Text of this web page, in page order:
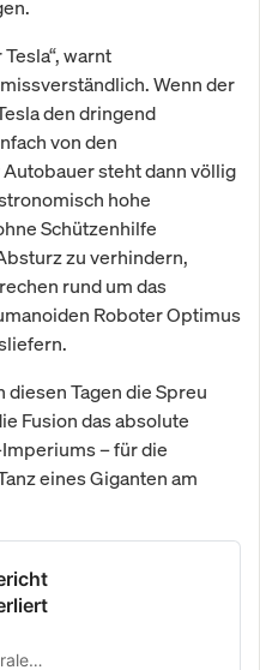
warnt
Wenn der
den dringend
von den
steht dann völlig
hohe
Schützenhilfe
zu verhindern,
rund um das
Roboter Optimus
Tagen die Spreu
Fusion das absolute
– für die
eines Giganten am